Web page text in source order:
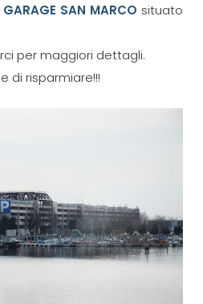
GARAGE SAN MARCO situato
per maggiori dettagli.
di risparmiare!!!